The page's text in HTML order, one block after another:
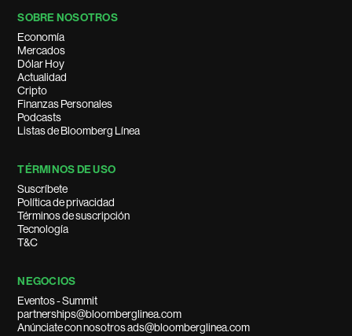
SOBRE NOSOTROS
Economía
Mercados
Dólar Hoy
Actualidad
Cripto
Finanzas Personales
Podcasts
Listas de Bloomberg Línea
TÉRMINOS DE USO
Suscríbete
Política de privacidad
Términos de suscripción
Tecnología
T&C
NEGOCIOS
Eventos - Summit
partnerships@bloomberglinea.com
Anúnciate con nosotros ads@bloomberglinea.com